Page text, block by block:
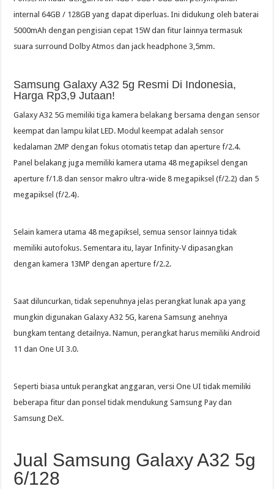
internal 64GB / 128GB yang dapat diperluas. Ini didukung oleh baterai
5000mAh dengan pengisian cepat 15W dan fitur lainnya termasuk
suara surround Dolby Atmos dan jack headphone 3,5mm.
Samsung Galaxy A32 5g Resmi Di Indonesia,
Harga Rp3,9 Jutaan!
Galaxy A32 5G memiliki tiga kamera belakang bersama dengan sensor
keempat dan lampu kilat LED. Modul keempat adalah sensor
kedalaman 2MP dengan fokus otomatis tetap dan aperture f/2.4.
Panel belakang juga memiliki kamera utama 48 megapiksel dengan
aperture f/1.8 dan sensor makro ultra-wide 8 megapiksel (f/2.2) dan 5
megapiksel (f/2.4).
Selain kamera utama 48 megapiksel, semua sensor lainnya tidak
memiliki autofokus. Sementara itu, layar Infinity-V dipasangkan
dengan kamera 13MP dengan aperture f/2.2.
Saat diluncurkan, tidak sepenuhnya jelas perangkat lunak apa yang
mungkin digunakan Galaxy A32 5G, karena Samsung anehnya
bungkam tentang detailnya. Namun, perangkat harus memiliki Android
11 dan One UI 3.0.
Seperti biasa untuk perangkat anggaran, versi One UI tidak memiliki
beberapa fitur dan ponsel tidak mendukung Samsung Pay dan
Samsung DeX.
Jual Samsung Galaxy A32 5g
6/128